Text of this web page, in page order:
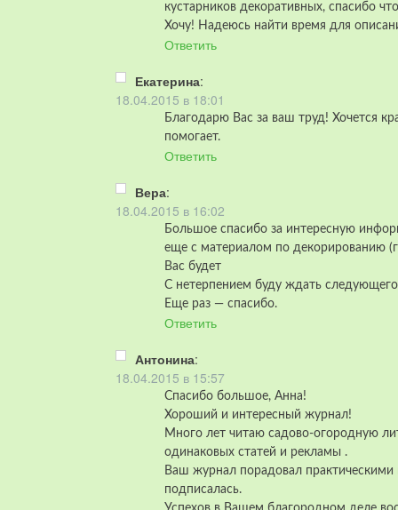
кустарников декоративных, спасибо
Хочу! Надеюсь найти время для
Ответить
Екатерина:
18.04.2015 в 18:01
Благодарю Вас за ваш труд! Хочется
помогает.
Ответить
Вера:
18.04.2015 в 16:02
Большое спасибо за интересную
еще с материалом по декорированию
Вас будет
С нетерпением буду ждать
Еще раз — спасибо.
Ответить
Антонина:
18.04.2015 в 15:57
Спасибо большое, Анна!
Хороший и интересный журнал!
Много лет читаю садово-огородную
одинаковых статей и рекламы .
Ваш журнал порадовал практическими
подписалась.